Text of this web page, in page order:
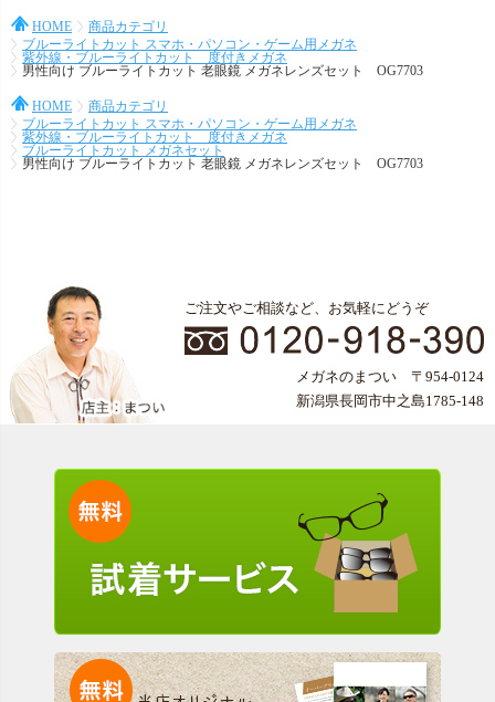
HOME
商品カテゴリ
ブルーライトカット スマホ・パソコン・ゲーム用メガネ
紫外線・ブルーライトカット 度付きメガネ
男性向け ブルーライトカット 老眼鏡 メガネレンズセット OG7703
HOME
商品カテゴリ
ブルーライトカット スマホ・パソコン・ゲーム用メガネ
紫外線・ブルーライトカット 度付きメガネ
ブルーライトカット メガネセット
男性向け ブルーライトカット 老眼鏡 メガネレンズセット OG7703
ご注文やご相談など、お気軽にどうぞ
メガネのまつい 〒954-0124
新潟県長岡市中之島1785-148